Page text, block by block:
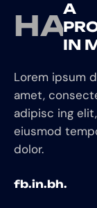
A
IN
Lorem ipsum
amet,
adipisc ing
eiusmod
dolor.
fb.in.bh.